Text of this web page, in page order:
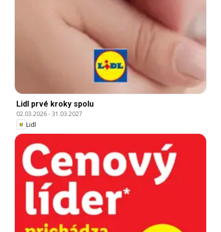
Lidl prvé kroky spolu
02.03.2026-31.03.2027
Lidl